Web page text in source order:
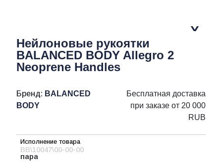
Нейлоновые рукоятки
BALANCED BODY Allegro 2
Neoprene Handles
Бренд: BALANCED
BODY
Бесплатная доставка
при заказе от 20 000
RUB
BB\10047\00-00-00
пара